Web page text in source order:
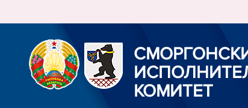
КОМИТЕТ